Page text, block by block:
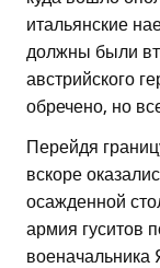
итальянские
должны были
австрийского
обречено, но
Перейдя
вскоре
осажденной
армия гуситов